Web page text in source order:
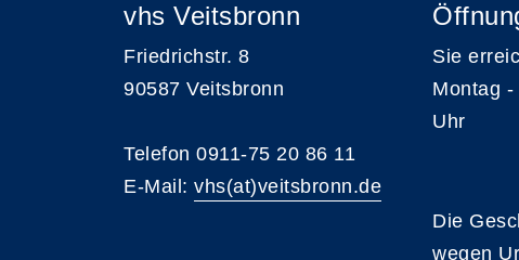
vhs Veitsbronn
Friedrichstr. 8
90587 Veitsbronn
Telefon 0911-75 20 86 11
E-Mail: vhs(at)veitsbronn.de
Sie
Montag
Uhr
Die
wegen